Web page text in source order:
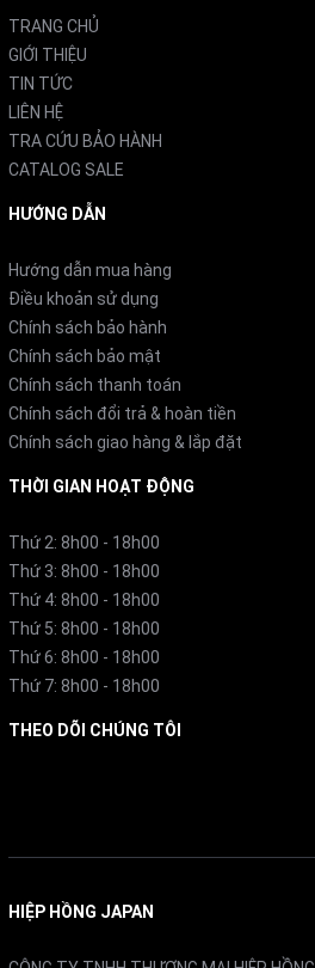
TRANG CHỦ
GIỚI THIỆU
TIN TỨC
LIÊN HỆ
TRA CỨU BẢO HÀNH
CATALOG SALE
HƯỚNG DẪN
Hướng dẫn mua hàng
Điều khoản sử dụng
Chính sách bảo hành
Chính sách bảo mật
Chính sách thanh toán
Chính sách đổi trả & hoàn tiền
Chính sách giao hàng & lắp đặt
THỜI GIAN HOẠT ĐỘNG
Thứ 2: 8h00 - 18h00
Thứ 3: 8h00 - 18h00
Thứ 4: 8h00 - 18h00
Thứ 5: 8h00 - 18h00
Thứ 6: 8h00 - 18h00
Thứ 7: 8h00 - 18h00
THEO DÕI CHÚNG TÔI
HIỆP HỒNG JAPAN